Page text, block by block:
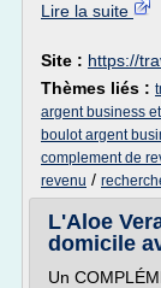
Lire la suite
Site : https://
Thèmes liés :
argent business
boulot argent
complement de
revenu /
L'Aloe
domicile
Un